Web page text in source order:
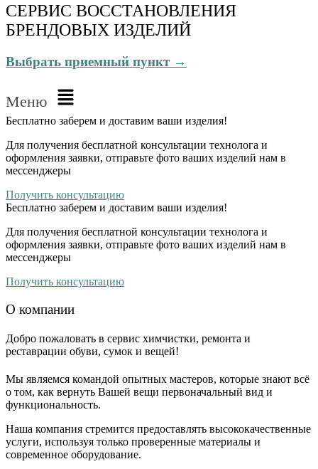
СЕРВИС ВОССТАНОВЛЕНИЯ
БРЕНДОВЫХ ИЗДЕЛИЙ
Выбрать приемный пункт →
Меню
Бесплатно заберем и доставим ваши изделия!
Для получения бесплатной консультации технолога и
оформления заявки, отправьте фото ваших изделий нам в
мессенджеры
Получить консультацию
Бесплатно заберем и доставим ваши изделия!
Для получения бесплатной консультации технолога и
оформления заявки, отправьте фото ваших изделий нам в
мессенджеры
Получить консультацию
О компании
Добро пожаловать в сервис химчистки, ремонта и
реставрации обуви, сумок и вещей!
Мы являемся командой опытных мастеров, которые знают всё
о том, как вернуть Вашей вещи первоначальный вид и
функциональность.
Наша компания стремится предоставлять высококачественные
услуги, используя только проверенные материалы и
современное оборудование.